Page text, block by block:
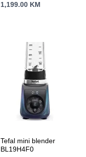
kW,Hlađenje:-15C,
1,199.00 KM
Tefal mini blender
BL19H4F0